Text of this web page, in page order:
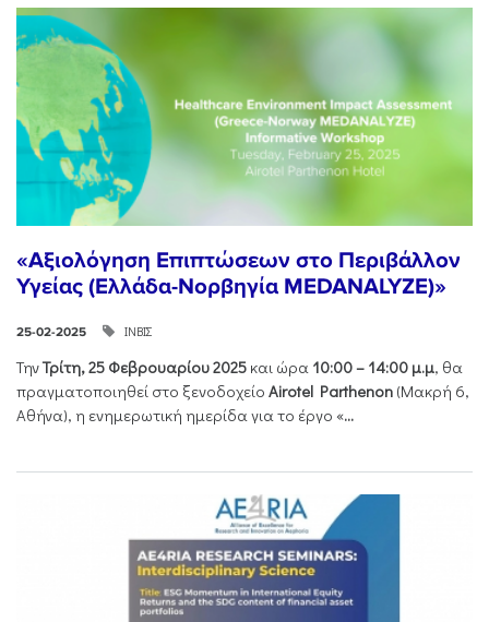
«Αξιολόγηση Επιπτώσεων στο Περιβάλλον
Υγείας (Ελλάδα-Νορβηγία MEDANALYZE)»
25-02-2025 ΙΝΒΙΣ
ΤηνΤρίτη, 25 Φεβρουαρίου 2025 και ώρα 10:00 – 14:00 μ.μ, θα
πραγματοποιηθεί στο ξενοδοχείο Airotel Parthenon (Μακρή 6,
Αθήνα), η ενημερωτική ημερίδα για το έργο «...